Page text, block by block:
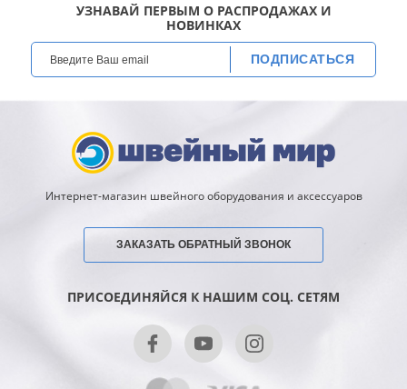
УЗНАВАЙ ПЕРВЫМ О РАСПРОДАЖАХ И
НОВИНКАХ
ПОДПИСАТЬСЯ
Интернет-магазин швейного оборудования и аксессуаров
ЗАКАЗАТЬ ОБРАТНЫЙ ЗВОНОК
ПРИСОЕДИНЯЙСЯ К НАШИМ СОЦ. СЕТЯМ